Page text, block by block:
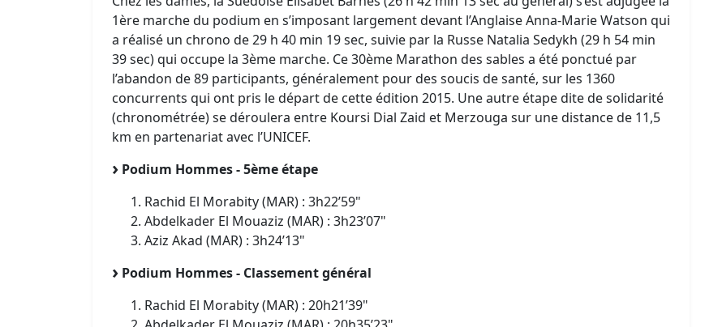
1ère marche du podium en s’imposant largement devant l’Anglaise Anna-Marie Watson qui
a réalisé un chrono de 29 h 40 min 19 sec, suivie par la Russe Natalia Sedykh (29 h 54 min
39 sec) qui occupe la 3ème marche. Ce 30ème Marathon des sables a été ponctué par
l’abandon de 89 participants, généralement pour des soucis de santé, sur les 1360
concurrents qui ont pris le départ de cette édition 2015. Une autre étape dite de solidarité
(chronométrée) se déroulera entre Koursi Dial Zaid et Merzouga sur une distance de 11,5
km en partenariat avec l’UNICEF.
Podium Hommes - 5ème étape
Rachid El Morabity (MAR) : 3h22’59"
Abdelkader El Mouaziz (MAR) : 3h23’07"
Aziz Akad (MAR) : 3h24’13"
Podium Hommes - Classement général
Rachid El Morabity (MAR) : 20h21’39"